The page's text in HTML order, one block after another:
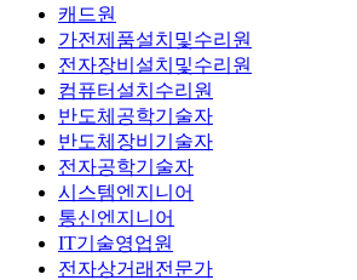
캐드원
가전제품설치및수리원
전자장비설치및수리원
컴퓨터설치수리원
반도체공학기술자
반도체장비기술자
전자공학기술자
시스템엔지니어
통신엔지니어
IT기술영업원
전자상거래전문가